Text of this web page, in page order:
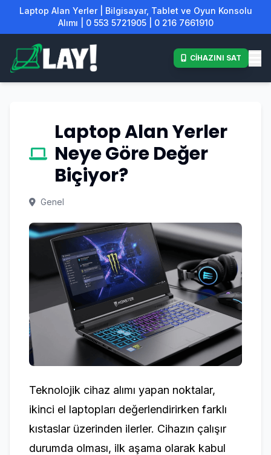
Laptop Alan Yerler | Bilgisayar, Tablet ve Oyun Konsolu
Alımı | 0 553 5721905 | 0 216 7661910
CİHAZINI SAT
Laptop Alan Yerler
Neye Göre Değer
Biçiyor?
Genel
Teknolojik cihaz alımı yapan noktalar,
ikinci el laptopları değerlendirirken farklı
kıstaslar üzerinden ilerler. Cihazın çalışır
durumda olması, ilk aşama olarak kabul